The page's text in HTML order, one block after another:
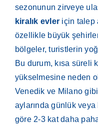
sezonunun zirveye
kiralık evler için talep
özellikle büyük
bölgeler, turistlerin
Bu durum, kısa süreli
yükselmesine neden
Venedik ve Milano
aylarında günlük veya
göre 2-3 kat daha